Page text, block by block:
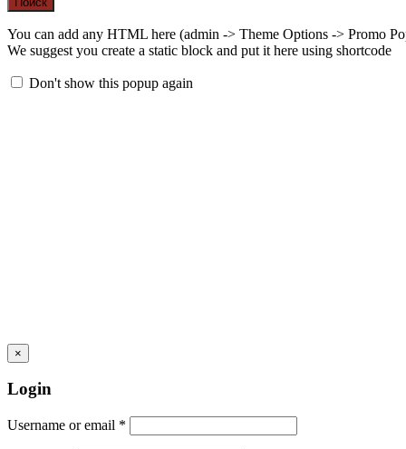
You can add any HTML here (admin -> Theme Options -> Promo
We suggest you create a static block and put it here using shortcode
Don't show this popup again
×
Login
Username or email *